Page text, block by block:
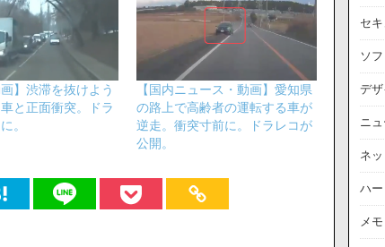
画】渋滞を抜けよう
と正面衝突。ドラ
。
【国内ニュース・動画】愛知県
の路上で高齢者の運転する車が
逆走。衝突寸前に。ドラレコが
公開。
セ
ソ
デ
ニ
ネ
ハ
メモ